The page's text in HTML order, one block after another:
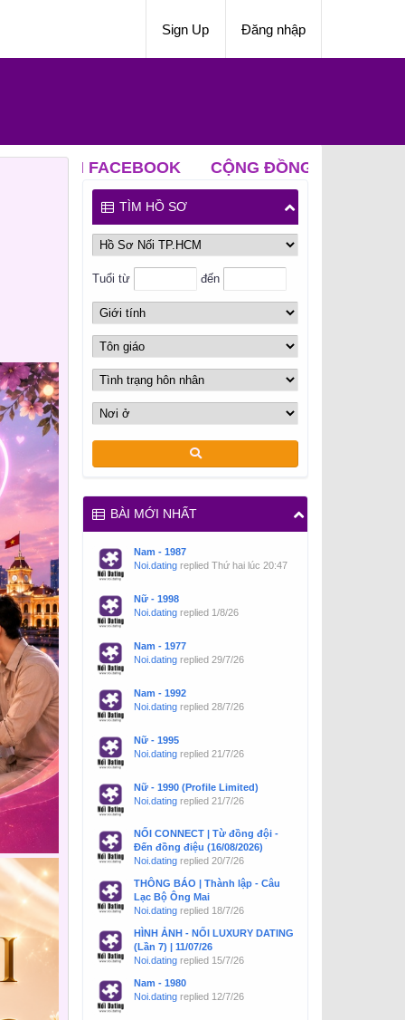
Sign Up Đăng nhập
CỘNG ĐỒNG NỐI ZALO CLB ĐỘC THÂN
TÌM HỒ SƠ
Tuổi từ đến
BÀI MỚI NHẤT
Nam - 1987
Noi.dating replied Thứ hai lúc 20:47
Nữ - 1998
Noi.dating replied 1/8/26
Nam - 1977
Noi.dating replied 29/7/26
Nam - 1992
Noi.dating replied 28/7/26
Nữ - 1995
Noi.dating replied 21/7/26
Nữ - 1990 (Profile Limited)
Noi.dating replied 21/7/26
NỐI CONNECT | Từ đồng đội -
Đến đồng điệu (16/08/2026)
Noi.dating replied 20/7/26
THÔNG BÁO | Thành lập - Câu
Lạc Bộ Ông Mai
Noi.dating replied 18/7/26
HÌNH ẢNH - NỐI LUXURY DATING
(Lần 7) | 11/07/26
Noi.dating replied 15/7/26
Nam - 1980
Noi.dating replied 12/7/26